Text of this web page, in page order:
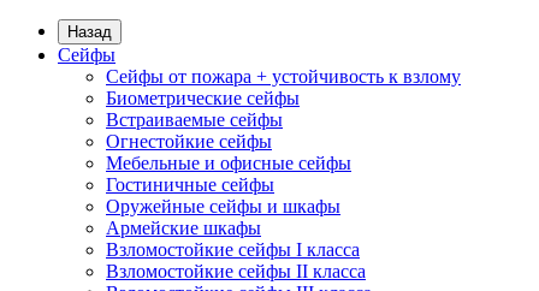
Назад
Сейфы
Сейфы от пожара + устойчивость к взлому
Биометрические сейфы
Встраиваемые сейфы
Огнестойкие сейфы
Мебельные и офисные сейфы
Гостиничные сейфы
Оружейные сейфы и шкафы
Армейские шкафы
Взломостойкие сейфы I класса
Взломостойкие сейфы II класса